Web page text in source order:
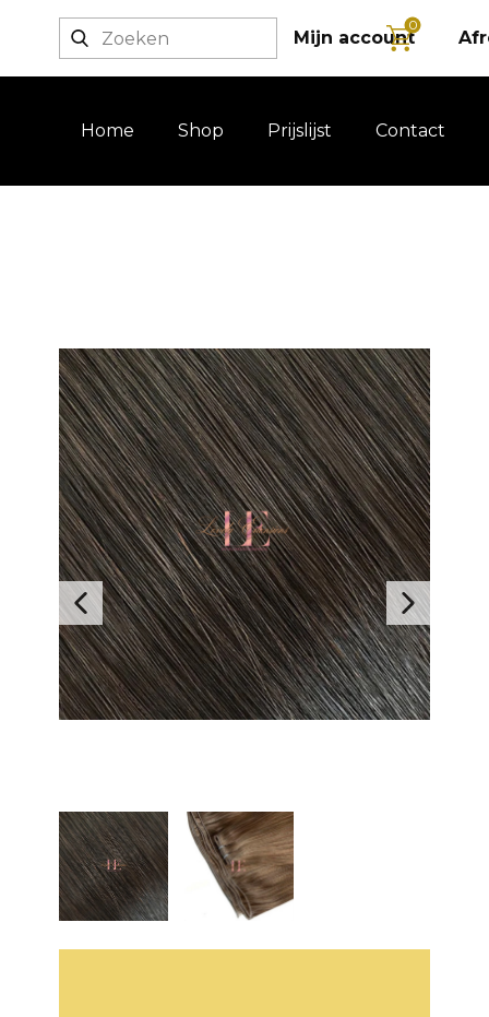
Login / registratie Mijn account
0
Home Shop Prijslijst Contact